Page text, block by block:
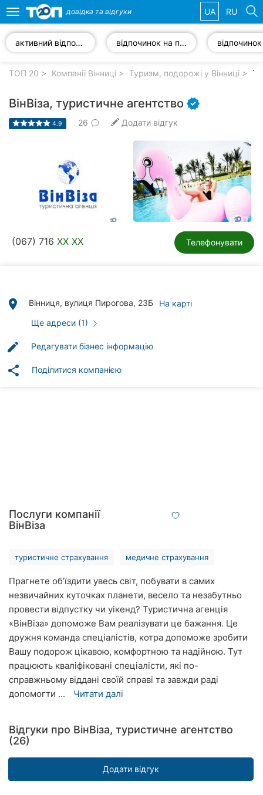
компанії
Стоматології
Ветеринарні
клініки
клініки
рубрики
Хмельницький
Одеса
Кропивницький
Київ
Харків
Запоріжжя
Дніпро
Кривий
Toggle
navigation
довідка та відгуки UA RU
активний відпочинок відпочинок на природі
ТОП 20 Компанії Вінниці Туризм, подорожі у Вінниці
ВінВіза, туристичне агентство
4.9 26 Додати відгук
(067) 716 XX XX Телефонувати
place Вінниця, вулиця Пирогова, 23Б
На карті
Ще адреси (1)
edit Редагувати бізнес інформацію
share Поділитися компанією
Послуги компанії
ВінВіза
туристичне страхування медичне страхування
Прагнете об’їздити увесь світ, побувати в самих
незвичайних куточках планети, весело та незабутньо
провести відпустку чи уікенд? Туристична агенція
«ВінВіза» допоможе Вам реалізувати це бажання. Це
дружня команда спеціалістів, котра допоможе зробити
Вашу подорож цікавою, комфортною та надійною. Тут
працюють кваліфіковані спеціалісти, які по-
справжньому віддані своїй справі та завжди раді
допомогти ...
Читати далі
Відгуки про ВінВіза, туристичне агентство
(26)
Додати відгук